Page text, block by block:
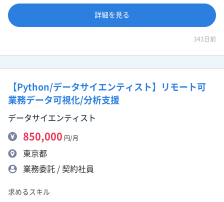
詳細を見る
343日前
【Python/データサイエンティスト】リモート可
業務データ可視化/分析支援
データサイエンティスト
850,000 円/月
東京都
業務委託 / 契約社員
求めるスキル